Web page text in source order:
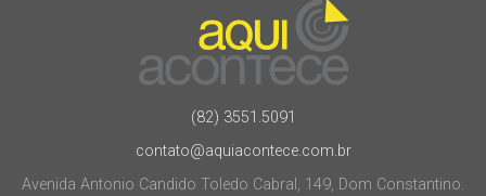
(82) 3551.5091
contato@aquiacontece.com.br
Avenida Antonio Candido Toledo Cabral, 149, Dom Constantino.